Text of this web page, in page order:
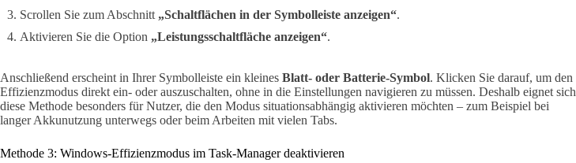
Scrollen Sie zum Abschnitt „Schaltflächen in der Symbolleiste anzeigen“.
Aktivieren Sie die Option „Leistungsschaltfläche anzeigen“.
Anschließend erscheint in Ihrer Symbolleiste ein kleines Blatt- oder Batterie-Symbol. Klicken Sie darauf, um den
Effizienzmodus direkt ein- oder auszuschalten, ohne in die Einstellungen navigieren zu müssen. Deshalb eignet sich
diese Methode besonders für Nutzer, die den Modus situationsabhängig aktivieren möchten – zum Beispiel bei
langer Akkunutzung unterwegs oder beim Arbeiten mit vielen Tabs.
Methode 3: Windows-Effizienzmodus im Task-Manager deaktivieren